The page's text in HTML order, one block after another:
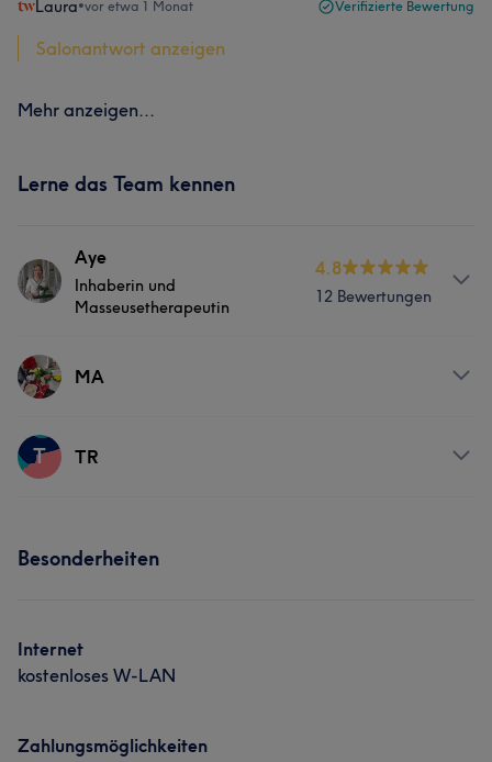
Laura•vor etwa 1 Monat Verifizierte Bewertung
Salonantwort anzeigen
Mehr anzeigen...
Lerne das Team kennen
Aye
Inhaberin und
Masseusetherapeutin
4.8
12 Bewertungen
Services
Portfolio
MA
Services
T TR
Besonderheiten
Internet
kostenloses W-LAN
Zahlungsmöglichkeiten